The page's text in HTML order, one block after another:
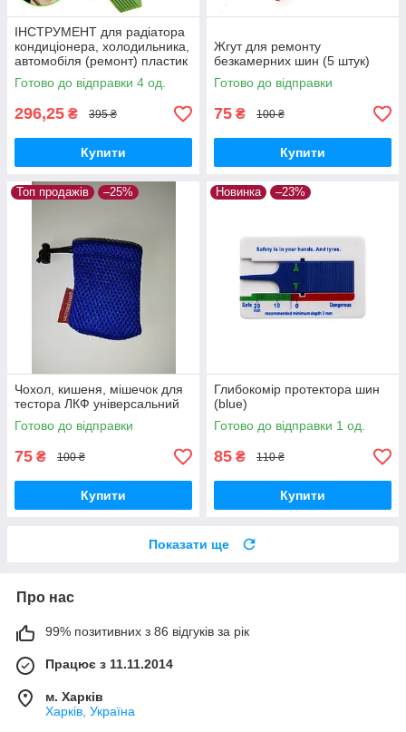
ІНСТРУМЕНТ для радіатора
кондиціонера, холодильника,
автомобіля (ремонт) пластик
Готово до відправки 4 од.
296,25 ₴ 395 ₴
Купити
Жгут для ремонту
безкамерних шин (5 штук)
Готово до відправки
75 ₴ 100 ₴
Купити
Топ продажів –25%
Чохол, кишеня, мішечок для
тестора ЛКФ універсальний
Готово до відправки
75 ₴ 100 ₴
Купити
Новинка –23%
Глибокомір протектора шин
(blue)
Готово до відправки 1 од.
85 ₴ 110 ₴
Купити
Показати ще
Про нас
99% позитивних з 86 відгуків за рік
Працює з 11.11.2014
м. Харків
Харків, Україна